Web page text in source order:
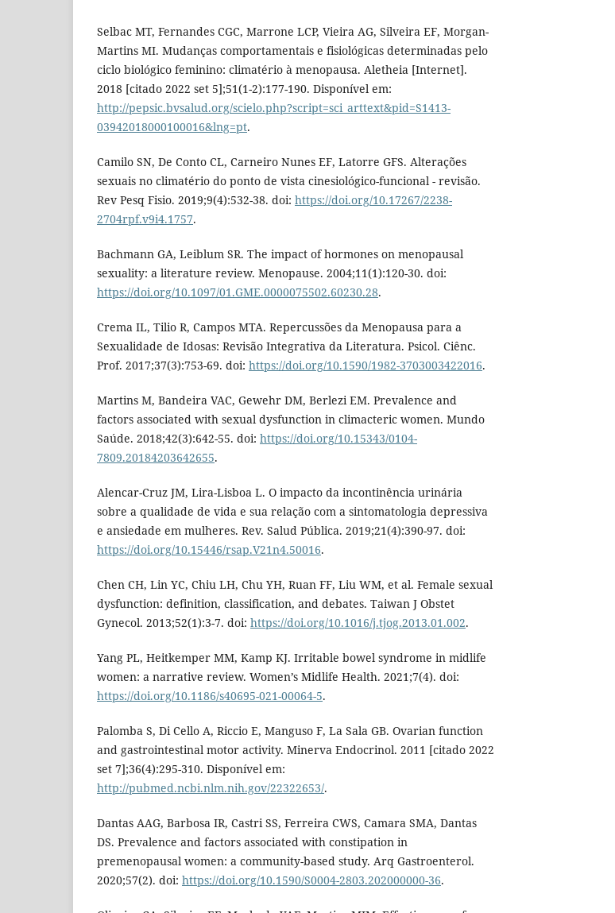
Selbac MT, Fernandes CGC, Marrone LCP, Vieira AG, Silveira EF, Morgan-
Martins MI. Mudanças comportamentais e fisiológicas determinadas pelo
ciclo biológico feminino: climatério à menopausa. Aletheia [Internet].
2018 [citado 2022 set 5];51(1-2):177-190. Disponível em:
http://pepsic.bvsalud.org/scielo.php?script=sci_arttext&pid=S1413-
03942018000100016&lng=pt.
Camilo SN, De Conto CL, Carneiro Nunes EF, Latorre GFS. Alterações
sexuais no climatério do ponto de vista cinesiológico-funcional - revisão.
Rev Pesq Fisio. 2019;9(4):532-38. doi: https://doi.org/10.17267/2238-
2704rpf.v9i4.1757.
Bachmann GA, Leiblum SR. The impact of hormones on menopausal
sexuality: a literature review. Menopause. 2004;11(1):120-30. doi:
https://doi.org/10.1097/01.GME.0000075502.60230.28.
Crema IL, Tilio R, Campos MTA. Repercussões da Menopausa para a
Sexualidade de Idosas: Revisão Integrativa da Literatura. Psicol. Ciênc.
Prof. 2017;37(3):753-69. doi: https://doi.org/10.1590/1982-3703003422016.
Martins M, Bandeira VAC, Gewehr DM, Berlezi EM. Prevalence and
factors associated with sexual dysfunction in climacteric women. Mundo
Saúde. 2018;42(3):642-55. doi: https://doi.org/10.15343/0104-
7809.20184203642655.
Alencar-Cruz JM, Lira-Lisboa L. O impacto da incontinência urinária
sobre a qualidade de vida e sua relação com a sintomatologia depressiva
e ansiedade em mulheres. Rev. Salud Pública. 2019;21(4):390-97. doi:
https://doi.org/10.15446/rsap.V21n4.50016.
Chen CH, Lin YC, Chiu LH, Chu YH, Ruan FF, Liu WM, et al. Female sexual
dysfunction: definition, classification, and debates. Taiwan J Obstet
Gynecol. 2013;52(1):3-7. doi: https://doi.org/10.1016/j.tjog.2013.01.002.
Yang PL, Heitkemper MM, Kamp KJ. Irritable bowel syndrome in midlife
women: a narrative review. Women’s Midlife Health. 2021;7(4). doi:
https://doi.org/10.1186/s40695-021-00064-5.
Palomba S, Di Cello A, Riccio E, Manguso F, La Sala GB. Ovarian function
and gastrointestinal motor activity. Minerva Endocrinol. 2011 [citado 2022
set 7];36(4):295-310. Disponível em:
http://pubmed.ncbi.nlm.nih.gov/22322653/.
Dantas AAG, Barbosa IR, Castri SS, Ferreira CWS, Camara SMA, Dantas
DS. Prevalence and factors associated with constipation in
premenopausal women: a community-based study. Arq Gastroenterol.
2020;57(2). doi: https://doi.org/10.1590/S0004-2803.202000000-36.